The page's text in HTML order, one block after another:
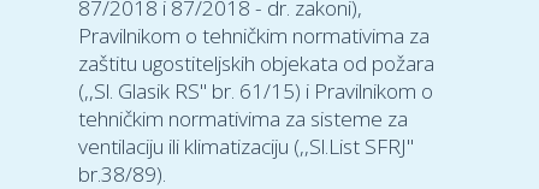
87/2018 i 87/2018 - dr. zakoni),
Pravilnikom o tehničkim normativima za
zaštitu ugostiteljskih objekata od požara
(,,Sl. Glasik RS'' br. 61/15) i Pravilnikom o
tehničkim normativima za sisteme za
ventilaciju ili klimatizaciju (,,Sl.List SFRJ''
br.38/89).